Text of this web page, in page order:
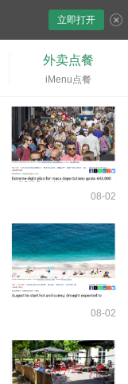
立即打开
外卖点餐
iMenu点餐
08-02
08-02